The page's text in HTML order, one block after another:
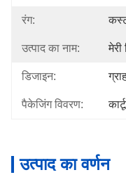
रंग:
उत्पाद का नाम:
डिजाइन:
पैकेजिंग विवरण:
उत्पाद का वर्णन